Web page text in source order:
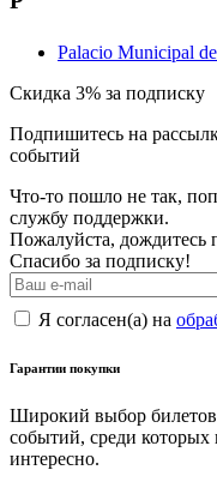
Palacio Municipal
Скидка 3% за подписку
Подпишитесь на
событий
Что-то пошло не так,
службу поддержки.
Пожалуйста, дождитесь
Спасибо за подписку!
Я согласен(а) на
Гарантии покупки
Широкий выбор
событий, среди которых
интересно.